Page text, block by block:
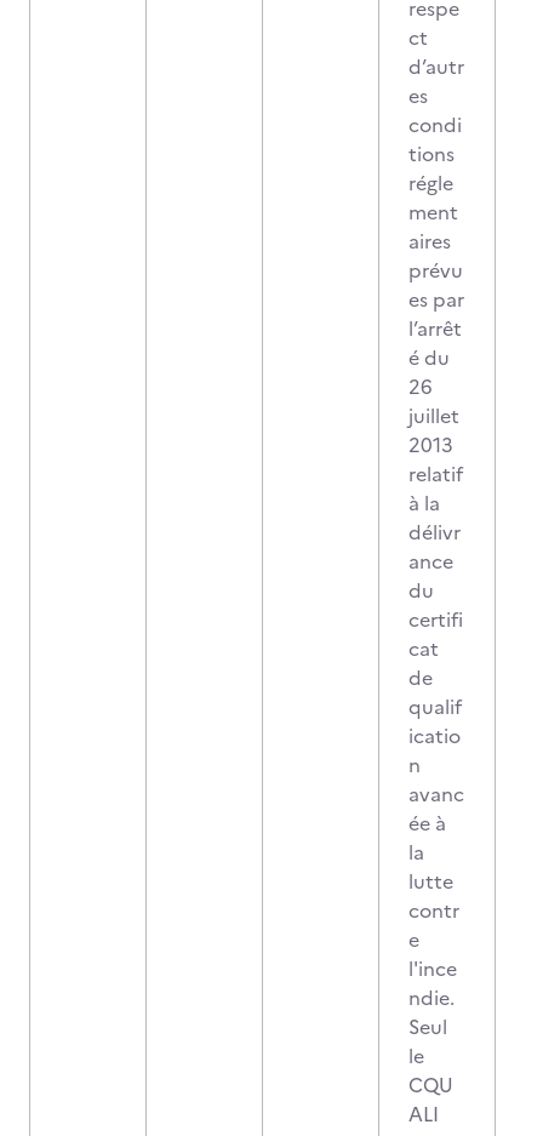
respe
ct
d’autr
es
condi
tions
régle
ment
aires
prévu
es par
l’arrêt
é du
26
juillet
2013
relatif
à la
délivr
ance
du
certifi
cat
de
qualif
icatio
n
avanc
ée à
la
lutte
contr
e
l'ince
ndie.
Seul
le
CQU
ALI